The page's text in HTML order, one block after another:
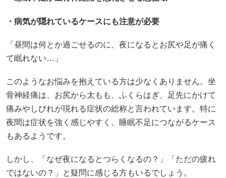
・病気が隠れているケースにも注意が必要
「昼間は何とか過ごせるのに、夜になるとお尻や足が痛く
て眠れない…」
このようなお悩みを抱えている方は少なくありません。坐
骨神経痛は、お尻から太もも、ふくらはぎ、足先にかけて
痛みやしびれが現れる症状の総称と言われています。特に
夜間は症状を強く感じやすく、睡眠不足につながるケース
もあるようです。
しかし、「なぜ夜になるとつらくなるの？」「ただの疲れ
ではないの？」と疑問に感じる方もいるでしょう。